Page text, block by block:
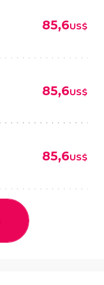
85,6US$
85,6US$
85,6US$